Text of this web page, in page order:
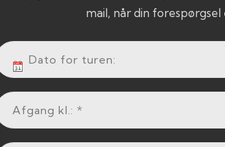
mail, når din forespørgsel